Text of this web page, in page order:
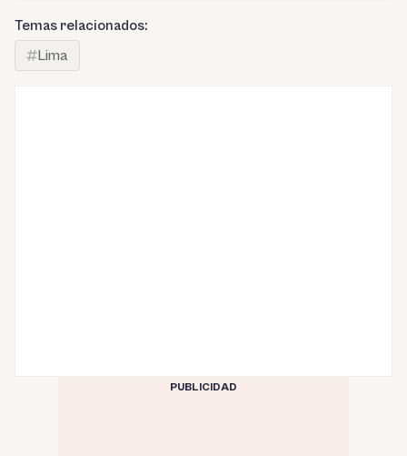
Temas relacionados:
Lima
PUBLICIDAD